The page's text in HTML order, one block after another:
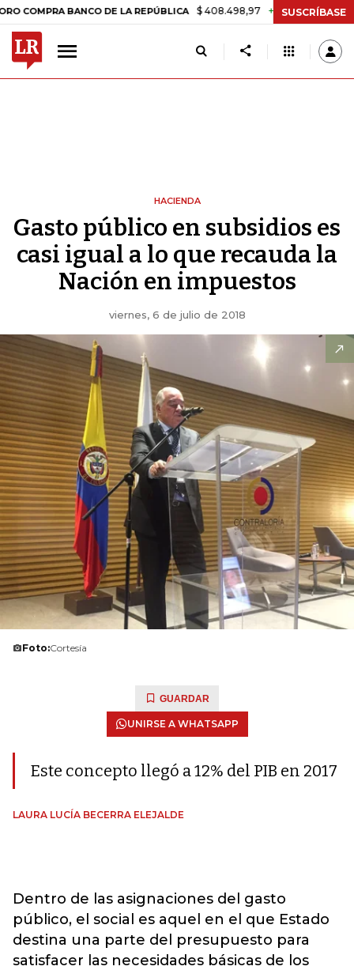
BANCO DE LA REPÚBLICA $ 408.498,97 +$ 8.753,81 +2,19%
SUSCRÍBASE
HACIENDA
Gasto público en subsidios es
casi igual a lo que recauda la
Nación en impuestos
viernes, 6 de julio de 2018
Foto:Cortesía
GUARDAR
UNIRSE A WHATSAPP
Este concepto llegó a 12% del PIB en 2017
LAURA LUCÍA BECERRA ELEJALDE
Dentro de las asignaciones del gasto
público, el social es aquel en el que Estado
destina una parte del presupuesto para
satisfacer las necesidades básicas de los